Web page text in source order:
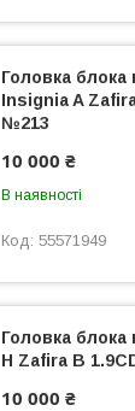
Головка
Insignia A
№213
10 000 ₴
В наявності
55571949
Головка
H Zafira B
10 000 ₴